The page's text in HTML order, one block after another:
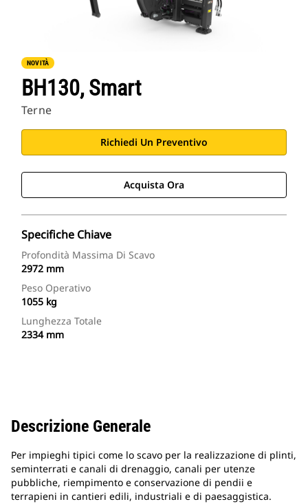
NOVITÀ
BH130, Smart
Terne
Richiedi Un Preventivo
Acquista Ora
Specifiche Chiave
Profondità Massima Di Scavo
2972 mm
Peso Operativo
1055 kg
Lunghezza Totale
2334 mm
Descrizione Generale
Per impieghi tipici come lo scavo per la realizzazione di plinti,
seminterrati e canali di drenaggio, canali per utenze
pubbliche, riempimento e conservazione di pendii e
terrapieni in cantieri edili, industriali e di paesaggistica.